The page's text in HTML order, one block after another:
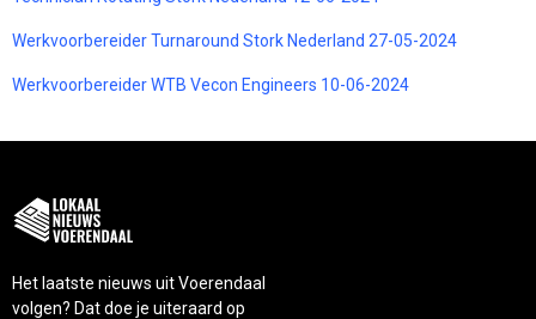
Werkvoorbereider Turnaround Stork Nederland 27-05-2024
Werkvoorbereider WTB Vecon Engineers 10-06-2024
Het laatste nieuws uit Voerendaal
volgen? Dat doe je uiteraard op